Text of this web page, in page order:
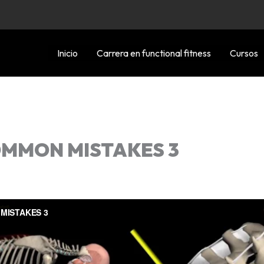
Inicio
Carrera en functional fitness Cursos
MISTAKES 3